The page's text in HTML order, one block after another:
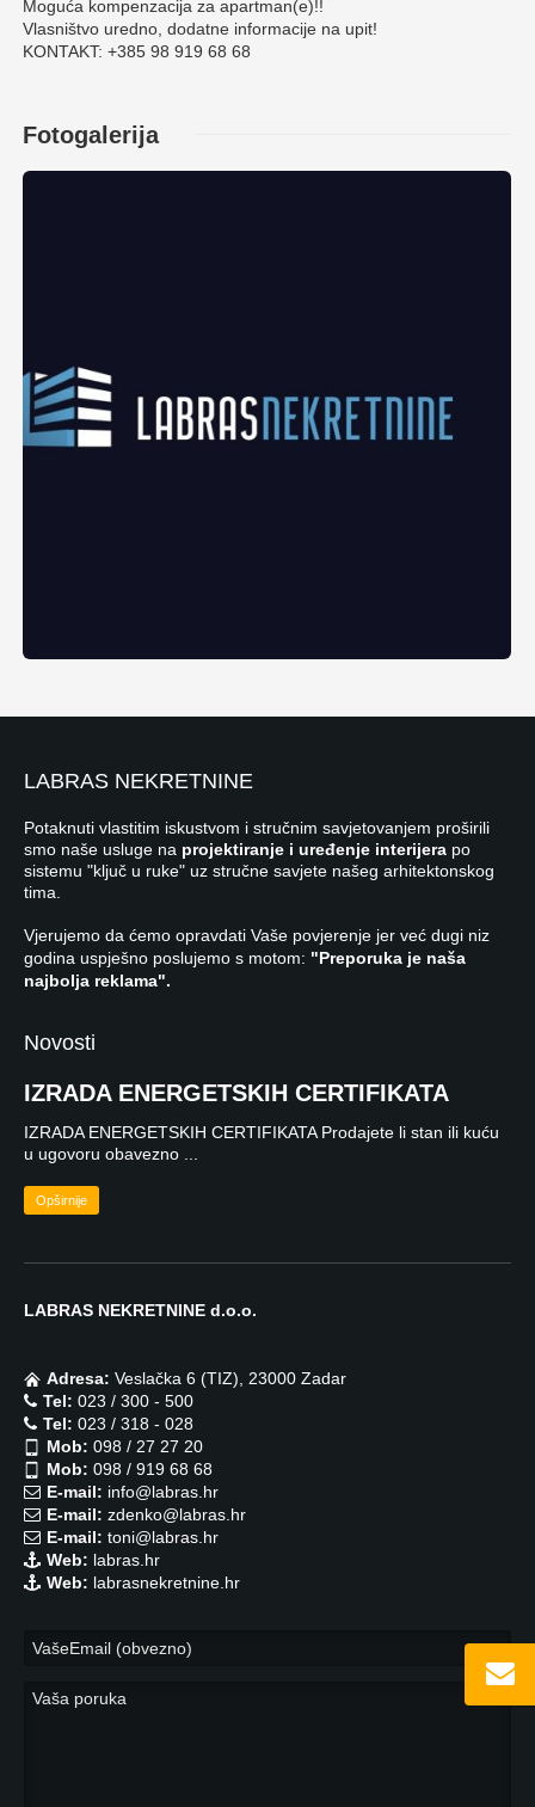
Moguća kompenzacija za apartman(e)!!
Vlasništvo uredno, dodatne informacije na upit!
KONTAKT: +385 98 919 68 68
Fotogalerija
LABRAS NEKRETNINE
Potaknuti vlastitim iskustvom i stručnim savjetovanjem proširili
smo naše usluge na projektiranje i uređenje interijera po
sistemu "ključ u ruke" uz stručne savjete našeg arhitektonskog
tima.
Vjerujemo da ćemo opravdati Vaše povjerenje jer već dugi niz
godina uspješno poslujemo s motom: "Preporuka je naša
najbolja reklama".
Novosti
IZRADA ENERGETSKIH CERTIFIKATA
IZRADA ENERGETSKIH CERTIFIKATA Prodajete li stan ili kuću
u ugovoru obavezno ...
Opširnije
LABRAS NEKRETNINE d.o.o.
Adresa: Veslačka 6 (TIZ), 23000 Zadar
Tel: 023 / 300 - 500
Tel: 023 / 318 - 028
Mob: 098 / 27 27 20
Mob: 098 / 919 68 68
E-mail: info@labras.hr
E-mail: zdenko@labras.hr
E-mail: toni@labras.hr
Web: labras.hr
Web: labrasnekretnine.hr